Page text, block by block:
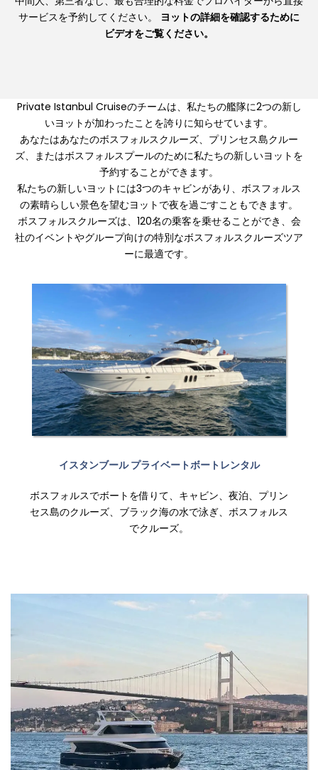
サービスを予約してください。 ヨットの詳細を確認するために
ビデオをご覧ください。
Private Istanbul Cruiseのチームは、私たちの艦隊に2つの新し
いヨットが加わったことを誇りに知らせています。
あなたはあなたのボスフォルスクルーズ、プリンセス島クルー
ズ、またはボスフォルスプールのために私たちの新しいヨットを
予約することができます。
私たちの新しいヨットには3つのキャビンがあり、ボスフォルス
の素晴らしい景色を望むヨットで夜を過ごすこともできます。
ボスフォルスクルーズは、120名の乗客を乗せることができ、会
社のイベントやグループ向けの特別なボスフォルスクルーズツア
ーに最適です。
イスタンブール プライベートボートレンタル
ボスフォルスでボートを借りて、キャビン、夜泊、プリン
セス島のクルーズ、ブラック海の水で泳ぎ、ボスフォルス
でクルーズ。